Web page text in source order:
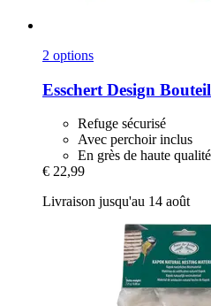
2 options
Esschert Design
Refuge sécurisé
Avec perchoir inclus
En grès de haute qualité
€ 22,99
Livraison jusqu'au 14 août